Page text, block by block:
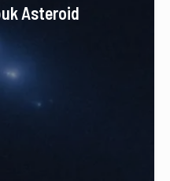
Asteroid